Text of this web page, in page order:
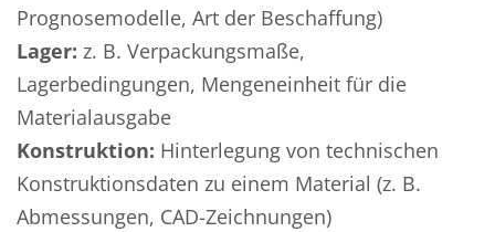
Prognosemodelle, Art der Beschaffung)
Lager: z. B. Verpackungsmaße,
Lagerbedingungen, Mengeneinheit für die
Materialausgabe
Konstruktion: Hinterlegung von technischen
Konstruktionsdaten zu einem Material (z. B.
Abmessungen, CAD-Zeichnungen)